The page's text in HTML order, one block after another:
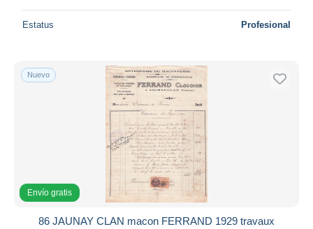
Estatus Profesional
Nuevo
Envío gratis
86 JAUNAY CLAN macon FERRAND 1929 travaux